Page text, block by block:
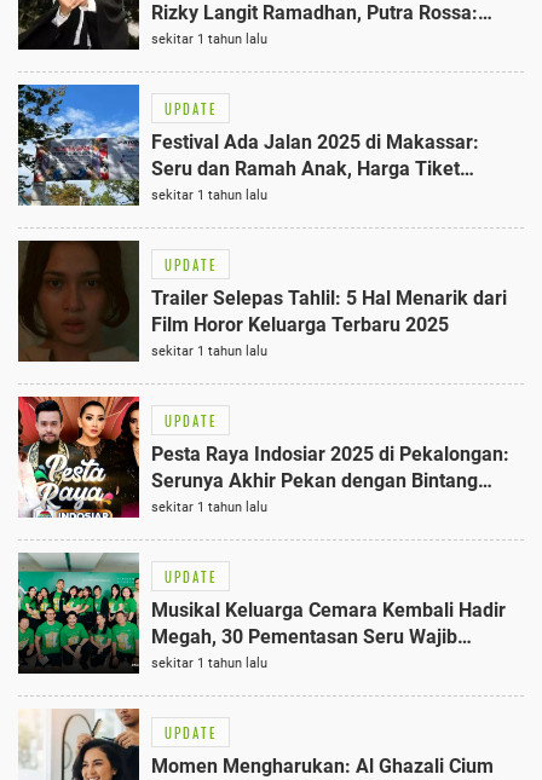
Rizky Langit Ramadhan, Putra Rossa:
Terbaik dan Mengharukan
sekitar 1 tahun lalu
UPDATE
Festival Ada Jalan 2025 di Makassar:
Seru dan Ramah Anak, Harga Tiket
Terbaik
sekitar 1 tahun lalu
UPDATE
Trailer Selepas Tahlil: 5 Hal Menarik dari
Film Horor Keluarga Terbaru 2025
sekitar 1 tahun lalu
UPDATE
Pesta Raya Indosiar 2025 di Pekalongan:
Serunya Akhir Pekan dengan Bintang
D’Academy dan Lomba Seru
sekitar 1 tahun lalu
UPDATE
Musikal Keluarga Cemara Kembali Hadir
Megah, 30 Pementasan Seru Wajib
Ditonton
sekitar 1 tahun lalu
UPDATE
Momen Mengharukan: Al Ghazali Cium